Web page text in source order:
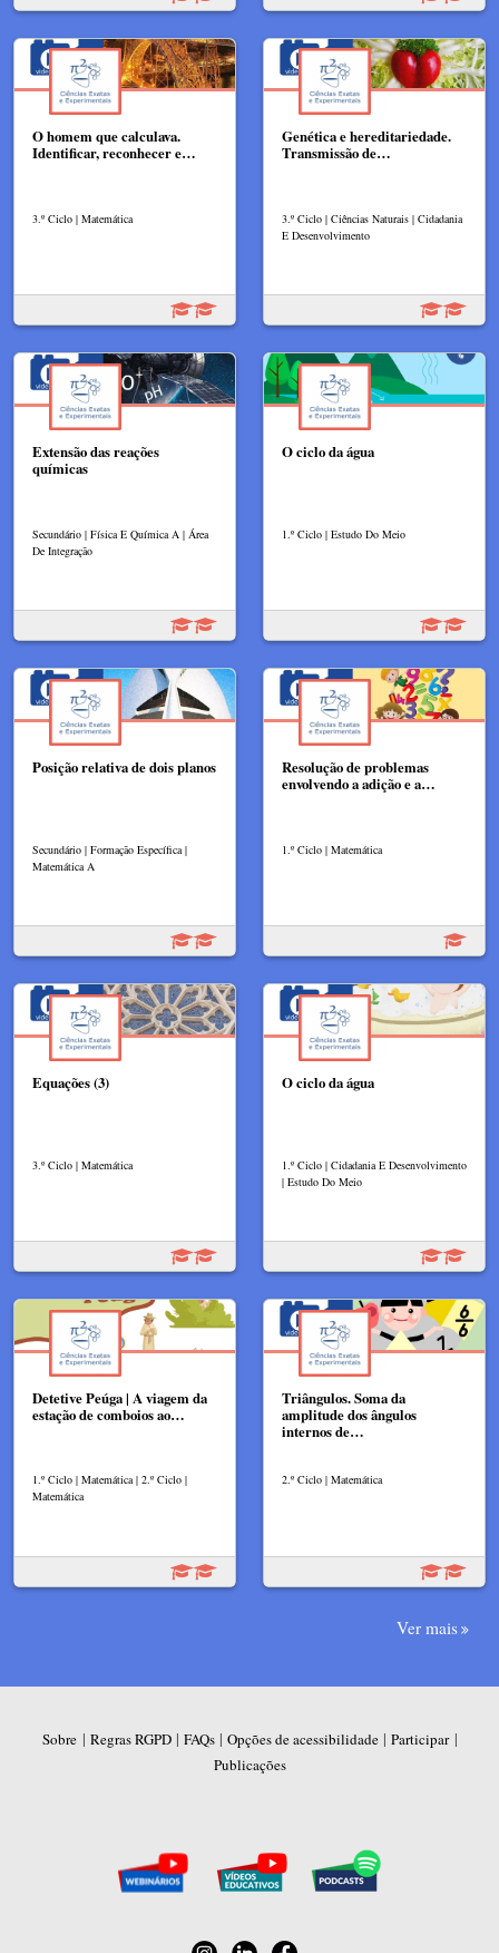
O homem que calculava.
Identificar, reconhecer e…
3.º Ciclo | Matemática
Genética e hereditariedade.
Transmissão de…
3.º Ciclo | Ciências Naturais | Cidadania
E Desenvolvimento
Extensão das reações
químicas
Secundário | Física E Química A | Área
De Integração
O ciclo da água
1.º Ciclo | Estudo Do Meio
Posição relativa de dois planos
Secundário | Formação Específica |
Matemática A
Resolução de problemas
envolvendo a adição e a…
1.º Ciclo | Matemática
Equações (3)
3.º Ciclo | Matemática
O ciclo da água
1.º Ciclo | Cidadania E Desenvolvimento
| Estudo Do Meio
Detetive Peúga | A viagem da
estação de comboios ao…
1.º Ciclo | Matemática | 2.º Ciclo |
Matemática
Triângulos. Soma da
amplitude dos ângulos
internos de…
2.º Ciclo | Matemática
Ver mais
Sobre | Regras RGPD| FAQs| Opções de acessibilidade| Participar|
Publicações